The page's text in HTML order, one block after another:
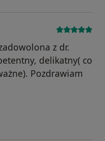
z dr.
delikatny( co
Pozdrawiam
zostało usunięte